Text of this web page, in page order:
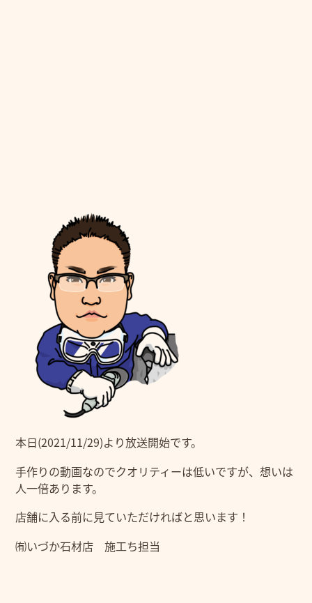
本日(2021/11/29)より放送開始です。
手作りの動画なのでクオリティーは低いですが、想いは
人一倍あります。
店舗に入る前に見ていただければと思います！
㈲いづか石材店 施工ち担当